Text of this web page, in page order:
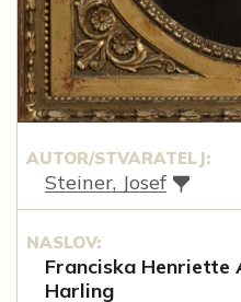
AUTOR/STVARATELJ:
Steiner, Josef
NASLOV:
Franciska Henriette
Harling